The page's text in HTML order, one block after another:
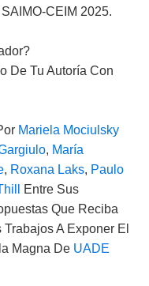
CEIM 2025.
De Tu Autoría Con
Mariela Mociulsky
, María
, Roxana Laks, Paulo
Entre Sus
Que Reciba
A Exponer El
Magna De UADE